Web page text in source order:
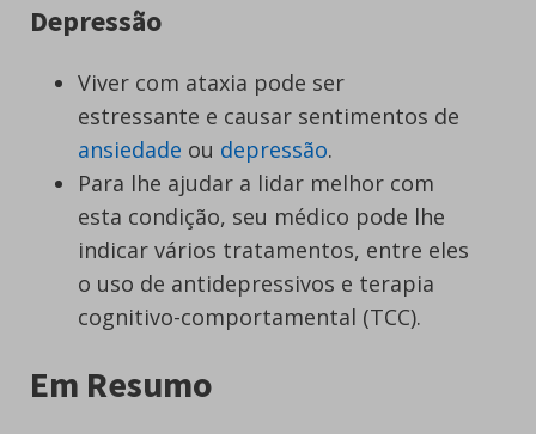
Depressão
Viver com ataxia pode ser
estressante e causar sentimentos de
ansiedade ou depressão.
Para lhe ajudar a lidar melhor com
esta condição, seu médico pode lhe
indicar vários tratamentos, entre eles
o uso de antidepressivos e terapia
cognitivo-comportamental (TCC).
Em Resumo